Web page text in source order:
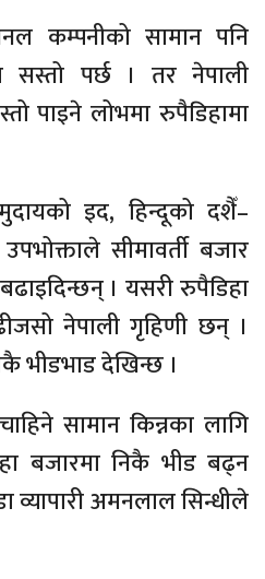
कम्पनीको सामान पनि
सस्तो पर्छ । तर नेपाली
पाइने लोभमा रुपैडिहामा
इद, हिन्दूको दशैँ–
सीमावर्ती बजार
बढाइदिन्छन् । यसरी रुपैडिहा
नेपाली गृहिणी छन् ।
भीडभाड देखिन्छ ।
सामान किन्नका लागि
बजारमा निकै भीड बढ्न
अमनलाल सिन्धीले